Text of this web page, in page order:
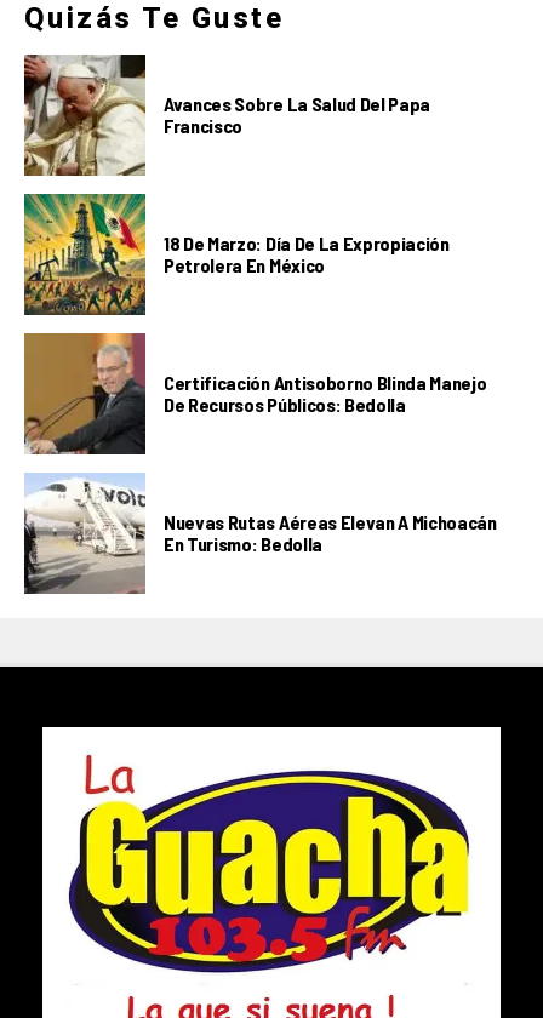
Quizás Te Guste
Avances Sobre La Salud Del Papa
Francisco
18 De Marzo: Día De La Expropiación
Petrolera En México
Certificación Antisoborno Blinda Manejo
De Recursos Públicos: Bedolla
Nuevas Rutas Aéreas Elevan A Michoacán
En Turismo: Bedolla